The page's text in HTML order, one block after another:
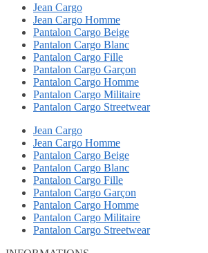
Jean Cargo
Jean Cargo Homme
Pantalon Cargo Beige
Pantalon Cargo Blanc
Pantalon Cargo Fille
Pantalon Cargo Garçon
Pantalon Cargo Homme
Pantalon Cargo Militaire
Pantalon Cargo Streetwear
Jean Cargo
Jean Cargo Homme
Pantalon Cargo Beige
Pantalon Cargo Blanc
Pantalon Cargo Fille
Pantalon Cargo Garçon
Pantalon Cargo Homme
Pantalon Cargo Militaire
Pantalon Cargo Streetwear